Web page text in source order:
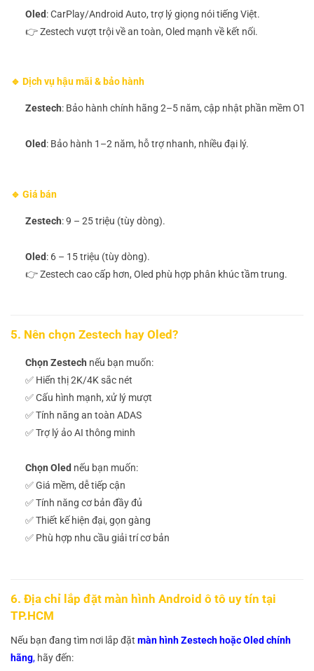
Oled: CarPlay/Android Auto, trợ lý giọng nói tiếng Việt.
👉 Zestech vượt trội về an toàn, Oled mạnh về kết nối.
🔹 Dịch vụ hậu mãi & bảo hành
Zestech: Bảo hành chính hãng 2–5 năm, cập nhật phần mềm OTA.
Oled: Bảo hành 1–2 năm, hỗ trợ nhanh, nhiều đại lý.
🔹 Giá bán
Zestech: 9 – 25 triệu (tùy dòng).
Oled: 6 – 15 triệu (tùy dòng).
👉 Zestech cao cấp hơn, Oled phù hợp phân khúc tầm trung.
5. Nên chọn Zestech hay Oled?
Chọn Zestech nếu bạn muốn:
✅ Hiển thị 2K/4K sắc nét
✅ Cấu hình mạnh, xử lý mượt
✅ Tính năng an toàn ADAS
✅ Trợ lý ảo AI thông minh
Chọn Oled nếu bạn muốn:
✅ Giá mềm, dễ tiếp cận
✅ Tính năng cơ bản đầy đủ
✅ Thiết kế hiện đại, gọn gàng
✅ Phù hợp nhu cầu giải trí cơ bản
6. Địa chỉ lắp đặt màn hình Android ô tô uy tín tại
TP.HCM
Nếu bạn đang tìm nơi lắp đặt màn hình Zestech hoặc Oled chính
hãng, hãy đến: